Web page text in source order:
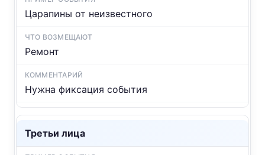
Царапины от неизвестного
Ремонт
Нужна фиксация события
Третьи лица